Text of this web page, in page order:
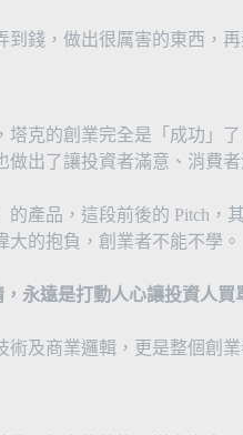
錢，做出很厲害的東西，
克的創業完全是「成功」
出了讓投資者滿意、消費者
產品，這段前後的 Pitch，
的抱負，創業者不能不學。
永遠是打動人心讓投資人買
及商業邏輯，更是整個創